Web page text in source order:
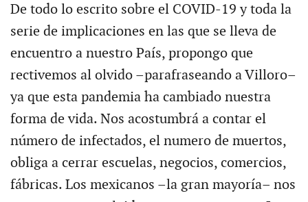
De todo lo escrito sobre el COVID-19 y toda la
serie de implicaciones en las que se lleva de
encuentro a nuestro País, propongo que
rectivemos al olvido –parafraseando a Villoro–
ya que esta pandemia ha cambiado nuestra
forma de vida. Nos acostumbrá a contar el
número de infectados, el numero de muertos,
obliga a cerrar escuelas, negocios, comercios,
fábricas. Los mexicanos –la gran mayoría– nos